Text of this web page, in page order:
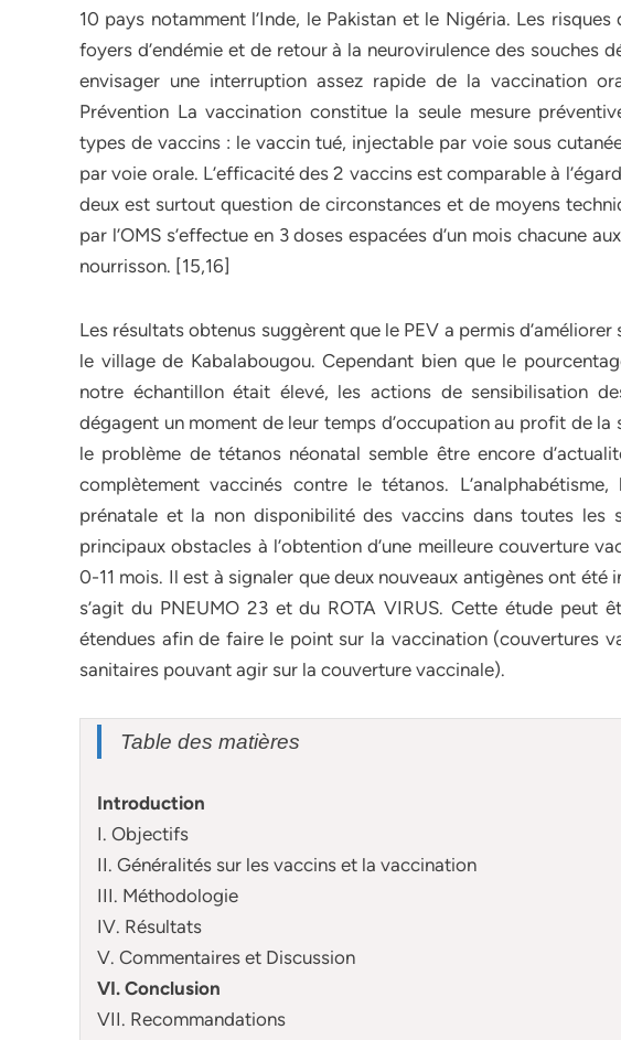
10 pays notamment l’Inde, le Pakistan et le Nigéria. Les
foyers d’endémie et de retour à la neurovirulence des souches
envisager une interruption assez rapide de la vaccination
Prévention La vaccination constitue la seule mesure
types de vaccins : le vaccin tué, injectable par voie sous
par voie orale. L’efficacité des 2 vaccins est comparable à
deux est surtout question de circonstances et de moyens
par l’OMS s’effectue en 3 doses espacées d’un mois chacune
nourrisson. [15,16]
Les résultats obtenus suggèrent que le PEV a permis
le village de Kabalabougou. Cependant bien que le
notre échantillon était élevé, les actions de sensibilisation
dégagent un moment de leur temps d’occupation au profit de
le problème de tétanos néonatal semble être encore
complètement vaccinés contre le tétanos.
prénatale et la non disponibilité des vaccins dans toutes les
principaux obstacles à l’obtention d’une meilleure couverture
0-11 mois. Il est à signaler que deux nouveaux antigènes ont
s’agit du PNEUMO 23 et du ROTA VIRUS. Cette étude peut
étendues afin de faire le point sur la vaccination (couvertures
sanitaires pouvant agir sur la couverture vaccinale).
Table des matières
Introduction
I. Objectifs
II. Généralités sur les vaccins et la vaccination
III. Méthodologie
IV. Résultats
V. Commentaires et Discussion
VI. Conclusion
VII. Recommandations